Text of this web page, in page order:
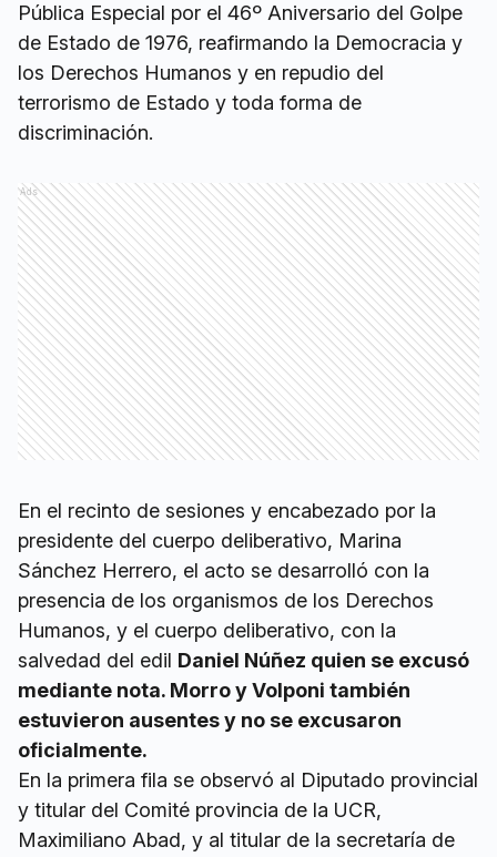
Pública Especial por el 46º Aniversario del Golpe
de Estado de 1976, reafirmando la Democracia y
los Derechos Humanos y en repudio del
terrorismo de Estado y toda forma de
discriminación.
Ads
En el recinto de sesiones y encabezado por la
presidente del cuerpo deliberativo, Marina
Sánchez Herrero, el acto se desarrolló con la
presencia de los organismos de los Derechos
Humanos, y el cuerpo deliberativo, con la
salvedad del edil Daniel Núñez quien se excusó
mediante nota. Morro y Volponi también
estuvieron ausentes y no se excusaron
oficialmente.
En la primera fila se observó al Diputado provincial
y titular del Comité provincia de la UCR,
Maximiliano Abad, y al titular de la secretaría de